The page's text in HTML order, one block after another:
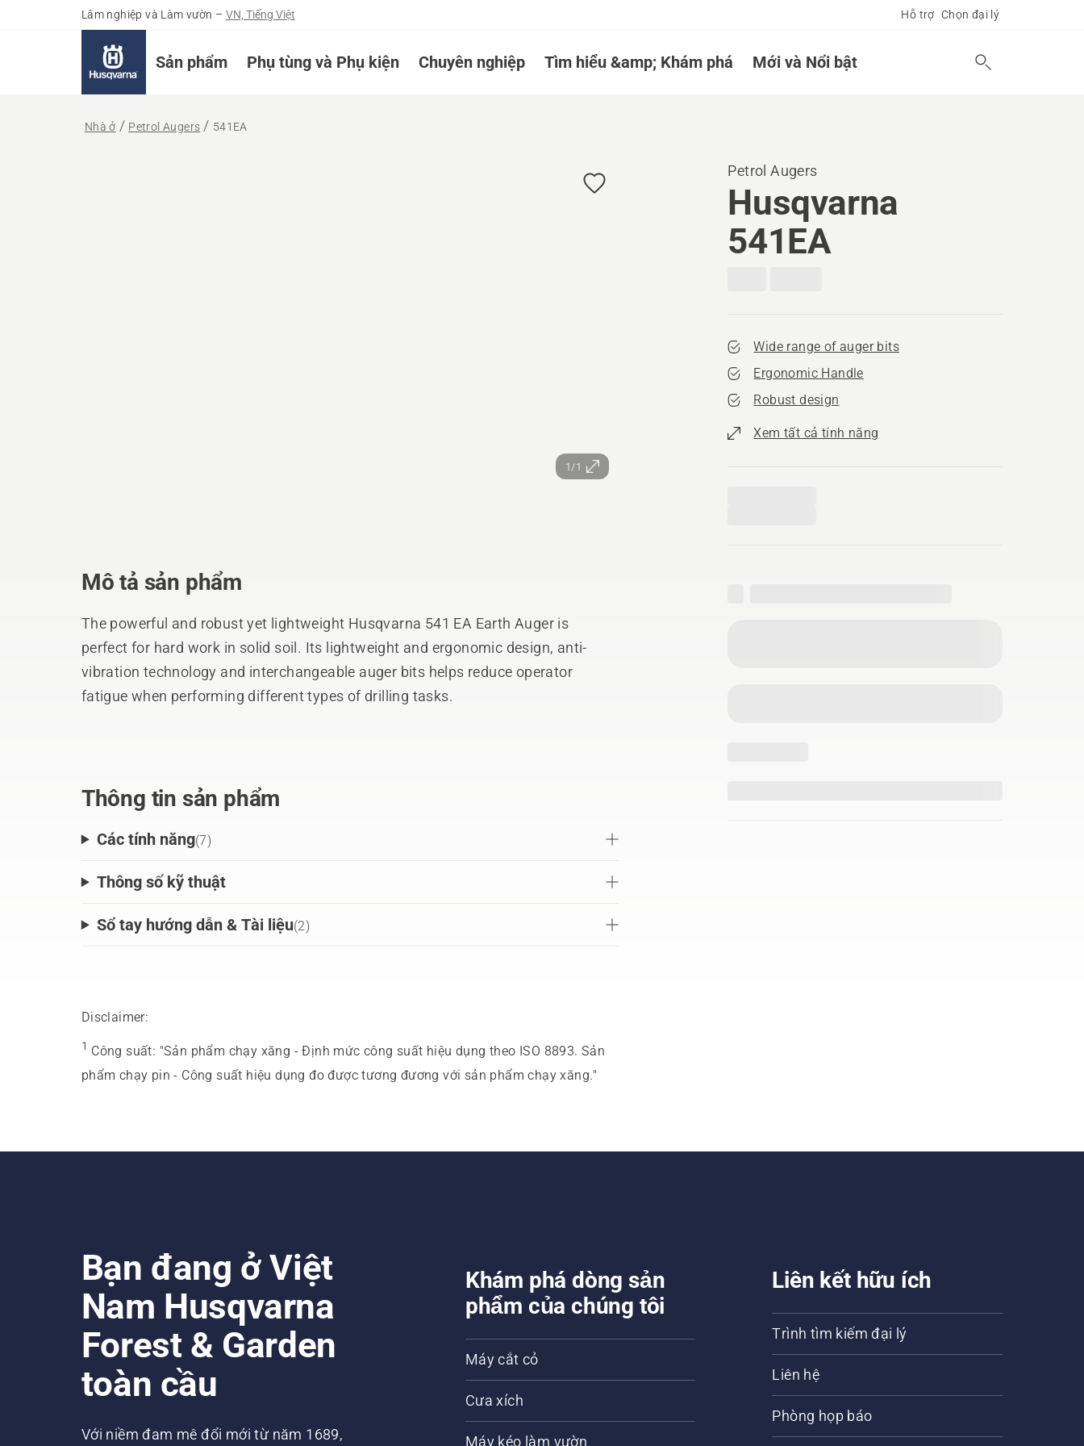
Lâm nghiệp và Làm vườn – VN, Tiếng Việt Hỗ trợ Chọn đại lý
Sản phẩm Phụ tùng và Phụ kiện Chuyên nghiệp Tìm hiểu &amp; Khám phá Mới và Nổi bật
Nhà ở Petrol Augers 541EA
1/1
Petrol Augers
Husqvarna
541EA
Wide range of auger bits
Ergonomic Handle​
Robust design
Xem tất cả tính năng
Mô tả sản phẩm
The powerful and robust yet lightweight Husqvarna 541 EA Earth Auger is
perfect for hard work in solid soil. Its lightweight and ergonomic design, anti-
vibration technology and interchangeable auger bits helps reduce operator
fatigue when performing different types of drilling tasks.
Thông tin sản phẩm
Các tính năng(7)
Thông số kỹ thuật
Sổ tay hướng dẫn & Tài liệu(2)
Disclaimer:
1 Công suất: "Sản phẩm chạy xăng - Định mức công suất hiệu dụng theo ISO 8893. Sản
phẩm chạy pin - Công suất hiệu dụng đo được tương đương với sản phẩm chạy xăng."
Bạn đang ở Việt
Nam Husqvarna
Forest & Garden
toàn cầu
Với niềm đam mê đổi mới từ năm 1689,
Khám phá dòng sản
phẩm của chúng tôi
Máy cắt cỏ
Cưa xích
Máy kéo làm vườn
Liên kết hữu ích
Trình tìm kiếm đại lý
Liên hệ
Phòng họp báo